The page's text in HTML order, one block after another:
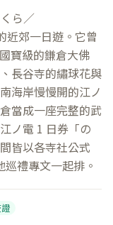
ら／
近郊一日遊。它曾
寶級的鎌倉大佛
長谷寺的繡球花與
海岸慢慢開的江ノ
當成一座完整的武
ノ電 1 日券「の
皆以各寺社公式
禮專文一起排。